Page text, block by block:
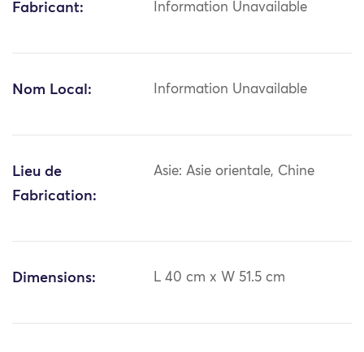
Fabricant: Information Unavailable
Nom Local: Information Unavailable
Lieu de
Fabrication:
Asie: Asie orientale, Chine
Dimensions: L 40 cm x W 51.5 cm